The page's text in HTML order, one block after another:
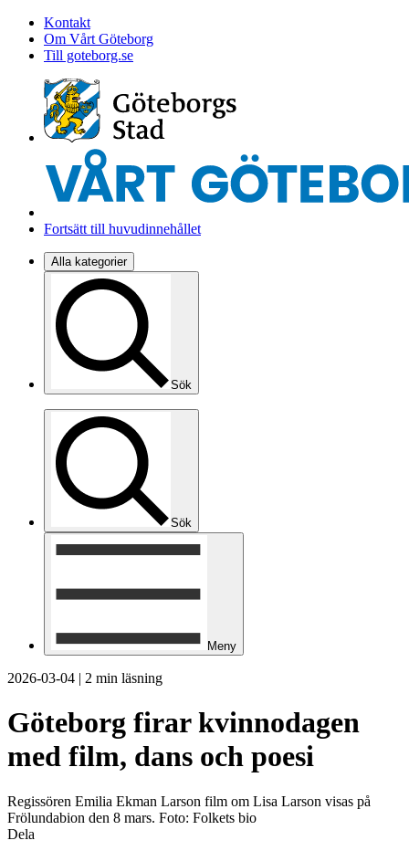
Kontakt
Om Vårt Göteborg
Till goteborg.se
Fortsätt till huvudinnehållet
Alla kategorier
Sök
Sök
Meny
2026-03-04 | 2 min läsning
Göteborg firar kvinnodagen
med film, dans och poesi
Regissören Emilia Ekman Larson film om Lisa Larson visas på
Frölundabion den 8 mars. Foto: Folkets bio
Dela